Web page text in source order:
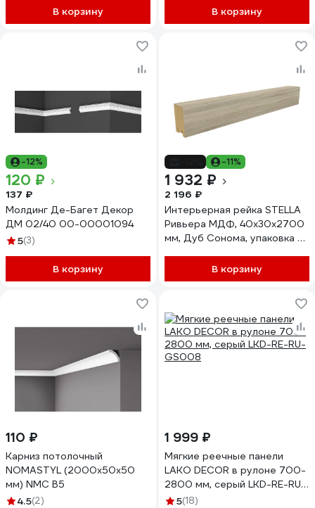
В корзину В корзину
-12%
120 ₽
137 ₽
Молдинг Де-Багет Декор
ДМ 02/40 00-00001094
5(3)
В корзину
-11%
1 932 ₽
2 196 ₽
Интерьерная рейка STELLA
Ривьера МДФ, 40x30x2700
мм, Дуб Сонома, упаковка 4
В корзину
110 ₽
Карниз потолочный
NOMASTYL (2000х50х50
мм) NMC B5
4.5(2)
1 999 ₽
Мягкие реечные панели
LAKO DECOR в рулоне 700-
2800 мм, серый LKD-RE-RU-
GS008
5(18)